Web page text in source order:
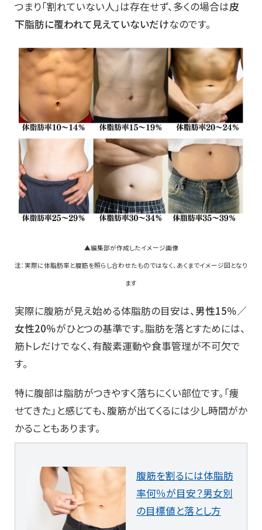
つまり「割れていない人」は存在せず、多くの場合は皮
下脂肪に覆われて見えていないだけなのです。
▲編集部が作成したイメージ画像
注：実際に体脂肪率と腹筋を照らし合わせたものではなく、あくまでイメージ図となり
ます
実際に腹筋が見え始める体脂肪の目安は、男性15％／
女性20％がひとつの基準です。脂肪を落とすためには、
筋トレだけでなく、有酸素運動や食事管理が不可欠で
す。
特に腹部は脂肪がつきやすく落ちにくい部位です。「痩
せてきた」と感じても、腹筋が出てくるには少し時間がか
かることもあります。
腹筋を割るには体脂肪
率何％が目安？男女別
の目標値と落とし方